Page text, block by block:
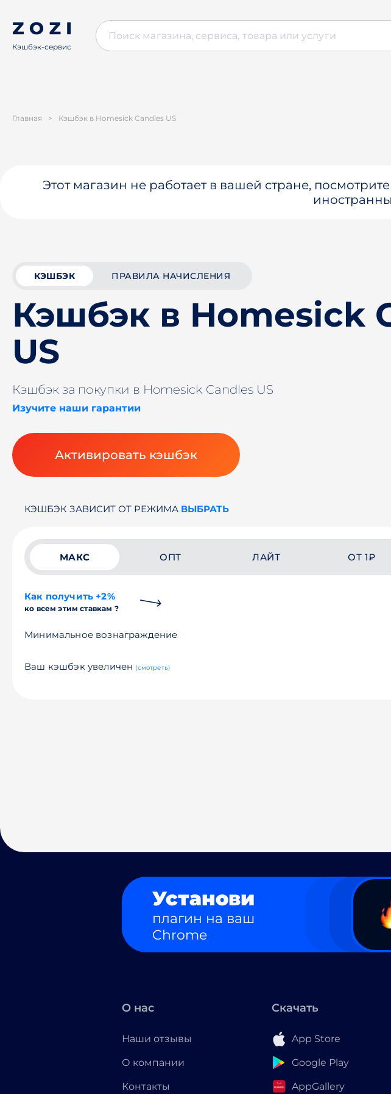
Кэшбэк-сервис
Главная > Кэшбэк в Homesick Candles US
Этот магазин не работает в вашей стране, посмотрите
КЭШБЭК ПРАВИЛА НАЧИСЛЕНИЯ
Кэшбэк в Homesick
US
Кэшбэк за покупки в Homesick Candles US
Изучите наши гарантии
Активировать кэшбэк
КЭШБЭК ЗАВИСИТ ОТ РЕЖИМА ВЫБРАТЬ
МАКС ОПТ ЛАЙТ ОТ 1₽
Как получить +2%
ко всем этим ставкам ?
Минимальное вознаграждение
Ваш кэшбэк увеличен (смотреть)
Установи
плагин на ваш
Chrome
О нас
Наши отзывы
О компании
Контакты
Скачать
App Store
Google Play
AppGallery